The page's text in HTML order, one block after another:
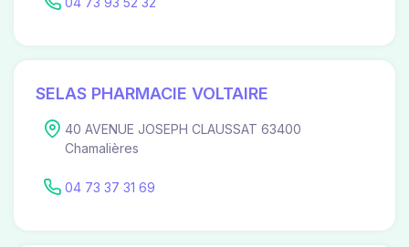
SELAS PHARMACIE VOLTAIRE
40 AVENUE JOSEPH CLAUSSAT 63400
Chamalières
04 73 37 31 69